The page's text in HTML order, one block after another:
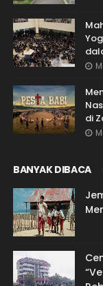
di
BANYAK DIBACA